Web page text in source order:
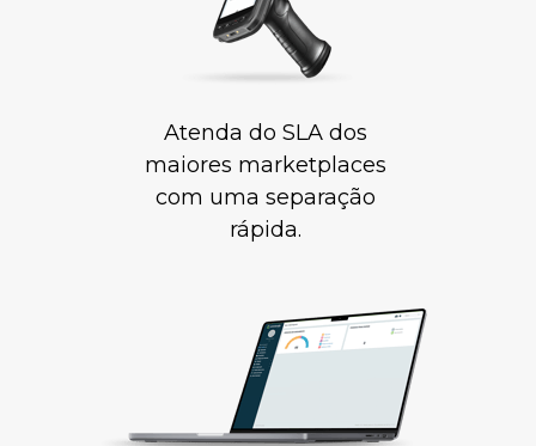
Atenda do SLA dos
maiores marketplaces
com uma separação
rápida.